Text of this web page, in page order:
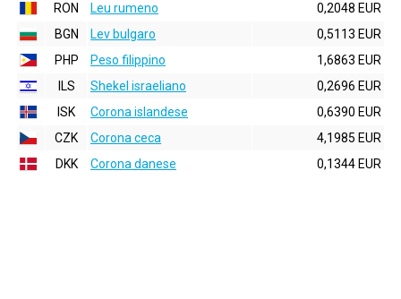
RON
Leu rumeno
0,2048 EUR
BGN
Lev bulgaro
0,5113 EUR
PHP
Peso filippino
1,6863 EUR
ILS
Shekel israeliano
0,2696 EUR
ISK
Corona islandese
0,6390 EUR
CZK
Corona ceca
4,1985 EUR
DKK
Corona danese 0,1344 EUR